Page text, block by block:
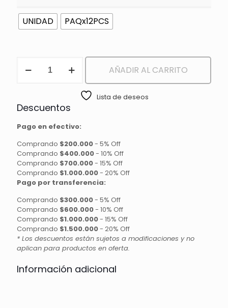
UNIDAD PAQx12PCS
AÑADIR AL CARRITO
Lista de deseos
Descuentos
Pago en efectivo:
Comprando $200.000- 5% Off
Comprando $400.000- 10% Off
Comprando $700.000- 15% Off
Comprando $1.000.000- 20% Off
Pago por transferencia:
Comprando $300.000- 5% Off
Comprando $600.000- 10% Off
Comprando $1.000.000- 15% Off
Comprando $1.500.000- 20% Off
* Los descuentos están sujetos a modificaciones y no
aplican para productos en oferta.
Información adicional